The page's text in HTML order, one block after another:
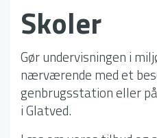
Skoler
Gør undervisningen i
nærværende med et
genbrugsstation eller
i Glatved.